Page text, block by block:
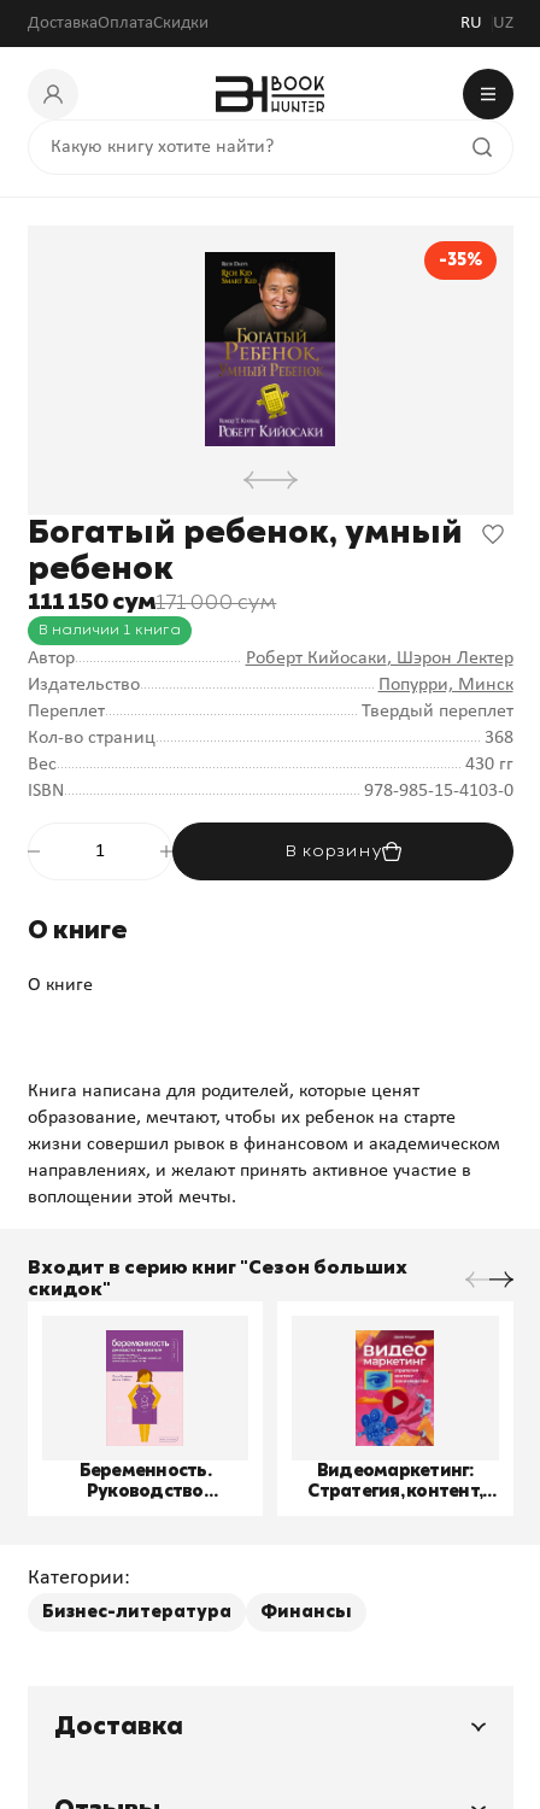
ДоставкаОплатаСкидки RU UZ
-35%
Богатый ребенок, умный
ребенок
111 150 сум171 000 сум
В наличии 1 книга
Автор Роберт Кийосаки, Шэрон Лектер
Издательство
Попурри, Минск
Переплет
Твердый переплет
Кол-во страниц
368
Вес
430 гг
ISBN
978-985-15-4103-0
В корзину
О книге
О книге
Книга написана для родителей, которые ценят
образование, мечтают, чтобы их ребенок на старте
жизни совершил рывок в финансовом и академическом
направлениях, и желают принять активное участие в
Входит в серию книг "Сезон больших
скидок"
Беременность.
Руководство
Видеомаркетинг:
Стратегия, контент,
Категории:
Бизнес-литература Финансы
Доставка